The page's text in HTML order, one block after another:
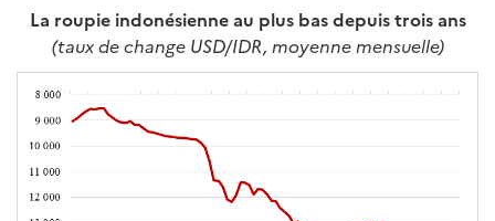
La roupie indonésienne au plus bas depuis trois ans
(taux de change USD/IDR, moyenne mensuelle)